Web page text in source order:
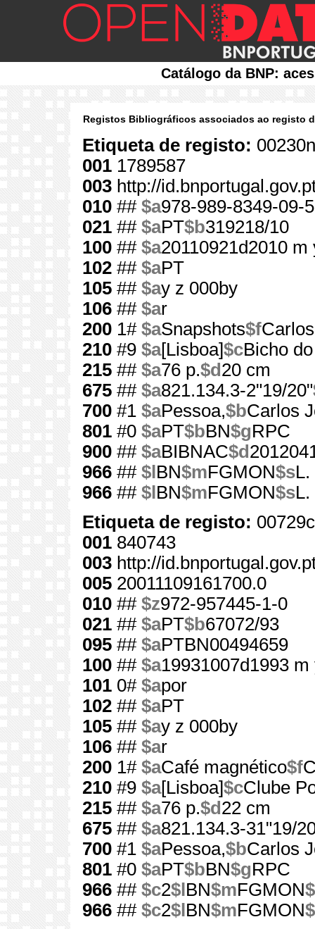
Catálogo da BNP:
Registos Bibliográficos associados ao registo
Etiqueta de registo:
001 1789587
003 http://
010 ## $a978-989-8349-09-5
021 ## $aPT$b319218/10
100 ## $a20110921d2010
102 ## $aPT
105 ## $ay z 000by
106 ## $ar
200 1# $aSnapshots$f
210 #9 $a[Lisboa]$cBicho
215 ## $a76 p.$d 20 cm
675 ## $a821.134.3-2"19/20"
700 #1 $aPessoa,$bCarlos
801 #0 $aPT$bBN$gRPC
900 ## $aBIBNAC$d
966 ## $l BN$mFGMON$sL.
966 ## $l BN$mFGMON$sL.
Etiqueta de registo:
001 840743
003 http://
005 20011109161700.0
010 ## $z972-957445-1-0
021 ## $aPT$b67072/93
095 ## $aPTBN00494659
100 ## $a19931007d1993
101 0# $apor
102 ## $aPT
105 ## $ay z 000by
106 ## $ar
200 1# $aCafé magnético$f
210 #9 $a[Lisboa]$cClube
215 ## $a76 p.$d 22 cm
675 ## $a821.134.3-31"19/
700 #1 $aPessoa,$bCarlos
801 #0 $aPT$bBN$gRPC
966 ## $c2$l BN$mFGMON
966 ## $c2$l BN$mFGMON